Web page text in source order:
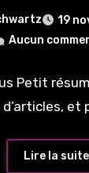
19
Aucun
Petit
d’articles, et
Lire la suite